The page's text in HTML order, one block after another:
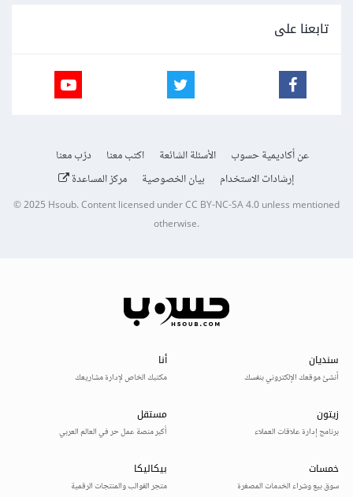
تابعنا على
عن أكاديمية حسوب الأسئلة الشائعة اكتب معنا
درّب معنا
إرشادات الاستخدام
بيان الخصوصية مركز المساعدة
© 2025Hsoub.Content licensed underCC BY-NC-SA 4.0unless mentioned
otherwise.